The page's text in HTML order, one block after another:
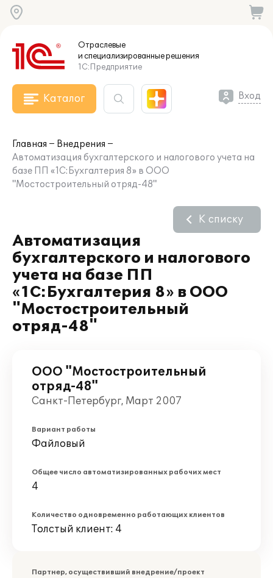
Отраслевые
и специализированныерешения
1С:Предприятие
Каталог Вход
Главная
Внедрения
Автоматизация бухгалтерского и налогового учета на
базе ПП «1С:Бухгалтерия 8» в ООО
"Мостостроительный отряд-48"
Автоматизация
бухгалтерского и налогового
учета на базе ПП
«1С:Бухгалтерия 8» в ООО
"Мостостроительный
отряд-48"
К списку
ООО "Мостостроительный
отряд-48"
Санкт-Петербург, Март 2007
Вариант работы
Файловый
Общее число автоматизированных рабочих мест
4
Количество одновременно работающих клиентов
Толстый клиент: 4
Партнер, осуществивший внедрение/проект